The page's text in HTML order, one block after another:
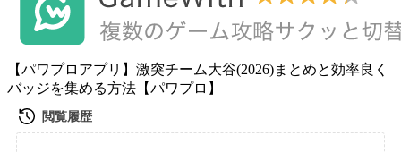
【パワプロアプリ】激突チーム大谷(2026)まとめと効率良く
バッジを集める方法【パワプロ】